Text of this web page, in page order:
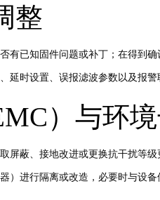
整
有已知固件问题或补丁；在得到
延时设置、误报滤波参数以及报
）与环
屏蔽、接地改进或更换抗干扰等
）进行隔离或改造，必要时与设